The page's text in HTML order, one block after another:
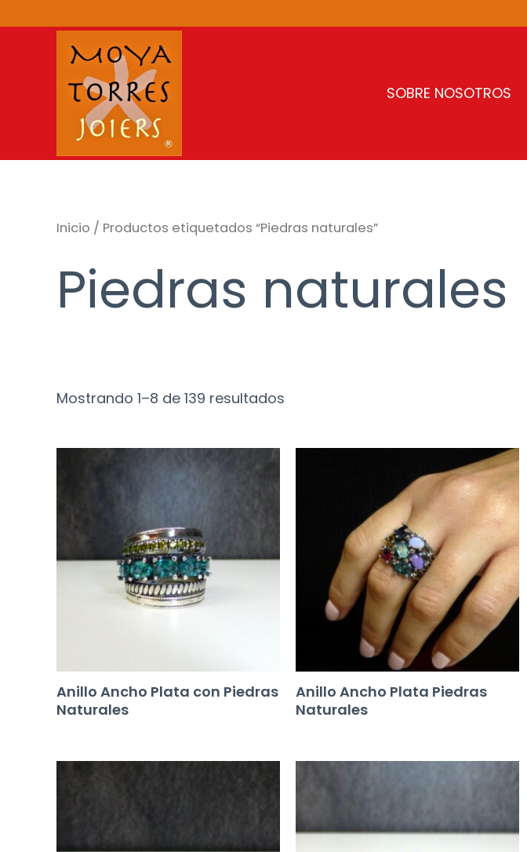
contenido
SOBRE NOSOTROS
Inicio / Productos etiquetados “Piedras naturales”
Piedras naturales
Mostrando 1–8 de 139 resultados
Anillo Ancho Plata con Piedras
Naturales
Anillo Ancho Plata Piedras
Naturales